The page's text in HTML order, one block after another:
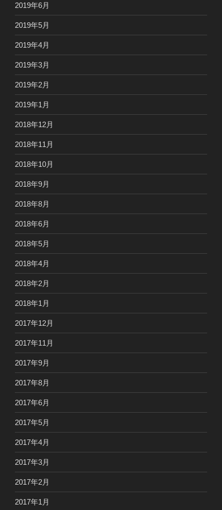
2019年6月
2019年5月
2019年4月
2019年3月
2019年2月
2019年1月
2018年12月
2018年11月
2018年10月
2018年9月
2018年8月
2018年6月
2018年5月
2018年4月
2018年2月
2018年1月
2017年12月
2017年11月
2017年9月
2017年8月
2017年6月
2017年5月
2017年4月
2017年3月
2017年2月
2017年1月